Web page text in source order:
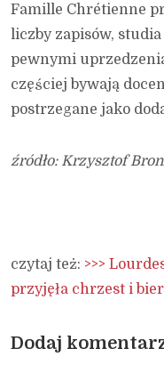
Famille Chrétienne
liczby zapisów,
pewnymi
częściej bywają
postrzegane jako
źródło: Krzysztof
czytaj też: >>>
przyjęła chrzest i
Dodaj